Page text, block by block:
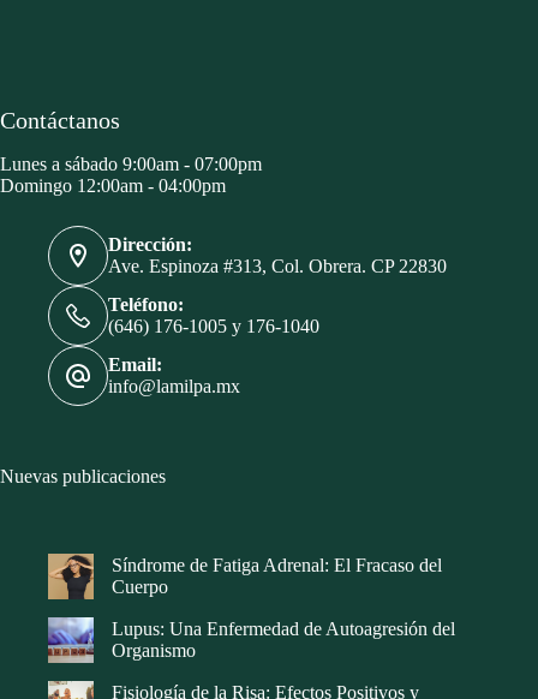
Contáctanos
Lunes a sábado 9:00am - 07:00pm
Domingo 12:00am - 04:00pm
Dirección:
Ave. Espinoza #313, Col. Obrera. CP 22830
Teléfono:
(646) 176-1005 y 176-1040
Email:
info@lamilpa.mx
Nuevas publicaciones
Síndrome de Fatiga Adrenal: El Fracaso del
Cuerpo
Lupus: Una Enfermedad de Autoagresión del
Organismo
Fisiología de la Risa: Efectos Positivos y